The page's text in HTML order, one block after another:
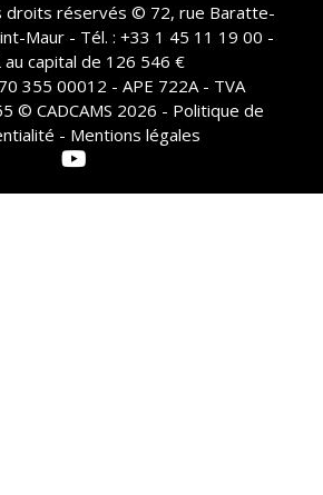
droits réservés © 72, rue Baratte-
Maur - Tél. : +33 1 45 11 19 00 -
au capital de 126 546 €
355 00012 - APE 722A - TVA
© CADCAMS 2026 - Politique de
- Mentions légales